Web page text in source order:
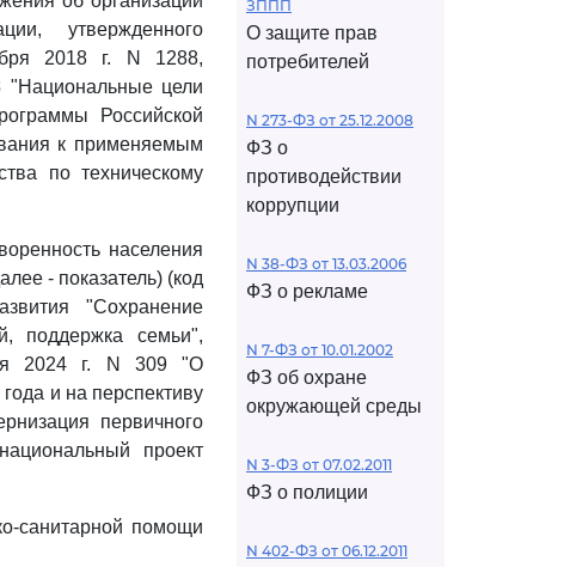
утвержденного
2018 г. N 1288,
"Национальные цели
Российской
к применяемым
по техническому
населения
- показатель) (код
"Сохранение
поддержка семьи",
2024 г. N 309 "О
и на перспективу
первичного
проект
санитарной помощи
ЗППП
О защите прав
потребителей
N 273-ФЗ от 25.12.2008
ФЗ о
противодействии
коррупции
N 38-ФЗ от 13.03.2006
ФЗ о рекламе
N 7-ФЗ от 10.01.2002
ФЗ об охране
окружающей среды
N 3-ФЗ от 07.02.2011
ФЗ о полиции
N 402-ФЗ от 06.12.2011